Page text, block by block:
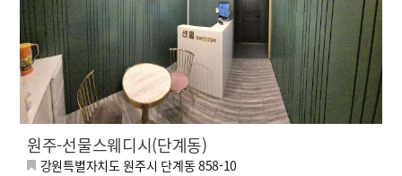
원주-선물스웨디시(단계동)
강원특별자치도 원주시 단계동 858-10